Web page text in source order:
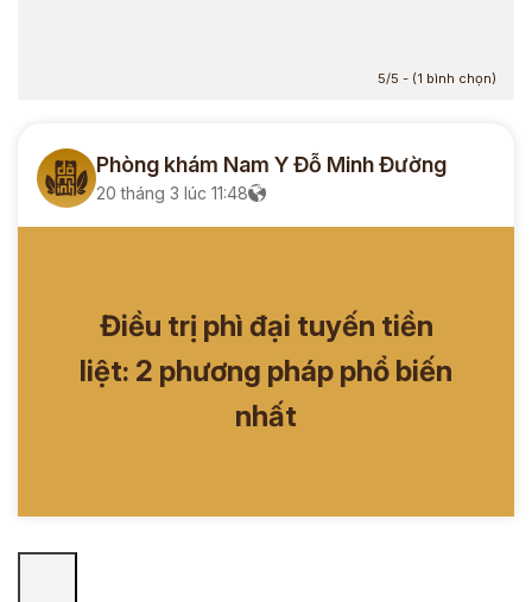
5/5 - (1 bình chọn)
Phòng khám Nam Y Đỗ Minh Đường
20 tháng 3 lúc 11:48
Điều trị phì đại tuyến tiền
liệt: 2 phương pháp phổ biến
nhất